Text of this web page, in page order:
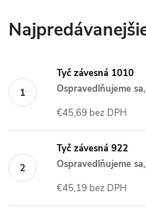
Tyč závesná 1010
Ospravedlňujeme
€45,69 bez DPH
Tyč závesná 922
Ospravedlňujeme
€45,19 bez DPH